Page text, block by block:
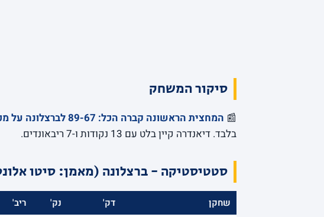
סיקור המשחק
📰 המחצית הראשונה קברה הכל: 89-67 לברצלונה על מכבי
בלבד. דיאנדרה קיין בלט עם 13 נקודות ו-7 ריבאונדים.
סטטיסטיקה - ברצלונה (מאמן: סיטו
שחקן דק' נק' ריב'